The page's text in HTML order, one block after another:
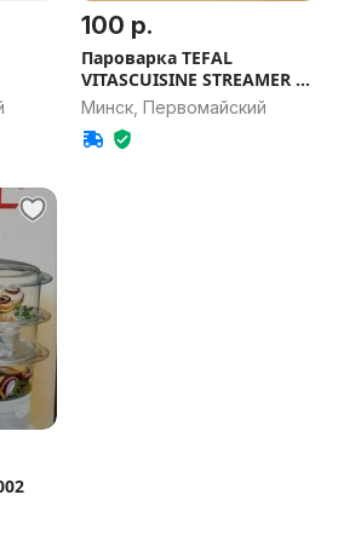
100 р.
Пароварка TEFAL
VITASCUISINE STREAMER 3
IN 1
Минск, Первомайский